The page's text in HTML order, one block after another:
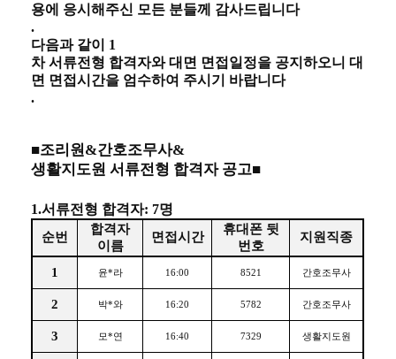
용에 응시해주신 모든 분들께 감사드립니다
.
다음과 같이 1
차 서류전형 합격자와 대면 면접일정을 공지하오니 대
면 면접시간을 엄수하여 주시기 바랍니다
.
■조리원 &간호조무사&
생활지도원 서류전형 합격자 공고■
1.서류전형 합격자: 7명
순번
합격자
이름
면접시간
휴대폰 뒷
번호
지원직종
1 윤*라 16:00 8521 간호조무사
2 박*와 16:20 5782 간호조무사
3 모*연 16:40 7329 생활지도원